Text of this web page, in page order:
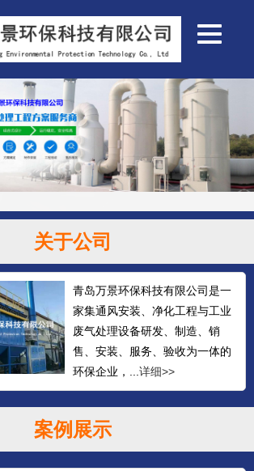
关于公司
青岛万景环保科技有限公司是一
家集通风安装、净化工程与工业
废气处理设备研发、制造、销
售、安装、服务、验收为一体的
环保企业，... 详细>>
案例展示